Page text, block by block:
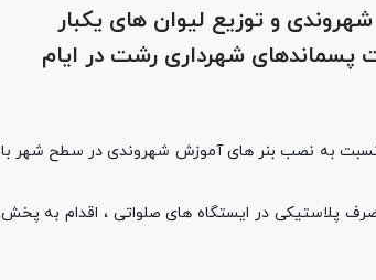
و توزیع لیوان های یکبار
شهرداری رشت در ایام
، نسبت به نصب بنر های آموزش شهروندی در سطح شهر با
پلاستیکی در ایستگاه های صلواتی ، اقدام به پخش